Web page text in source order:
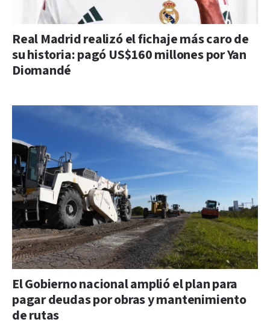
Real Madrid realizó el fichaje más caro de
su historia: pagó US$160 millones por Yan
Diomandé
El Gobierno nacional amplió el plan para
pagar deudas por obras y mantenimiento
de rutas